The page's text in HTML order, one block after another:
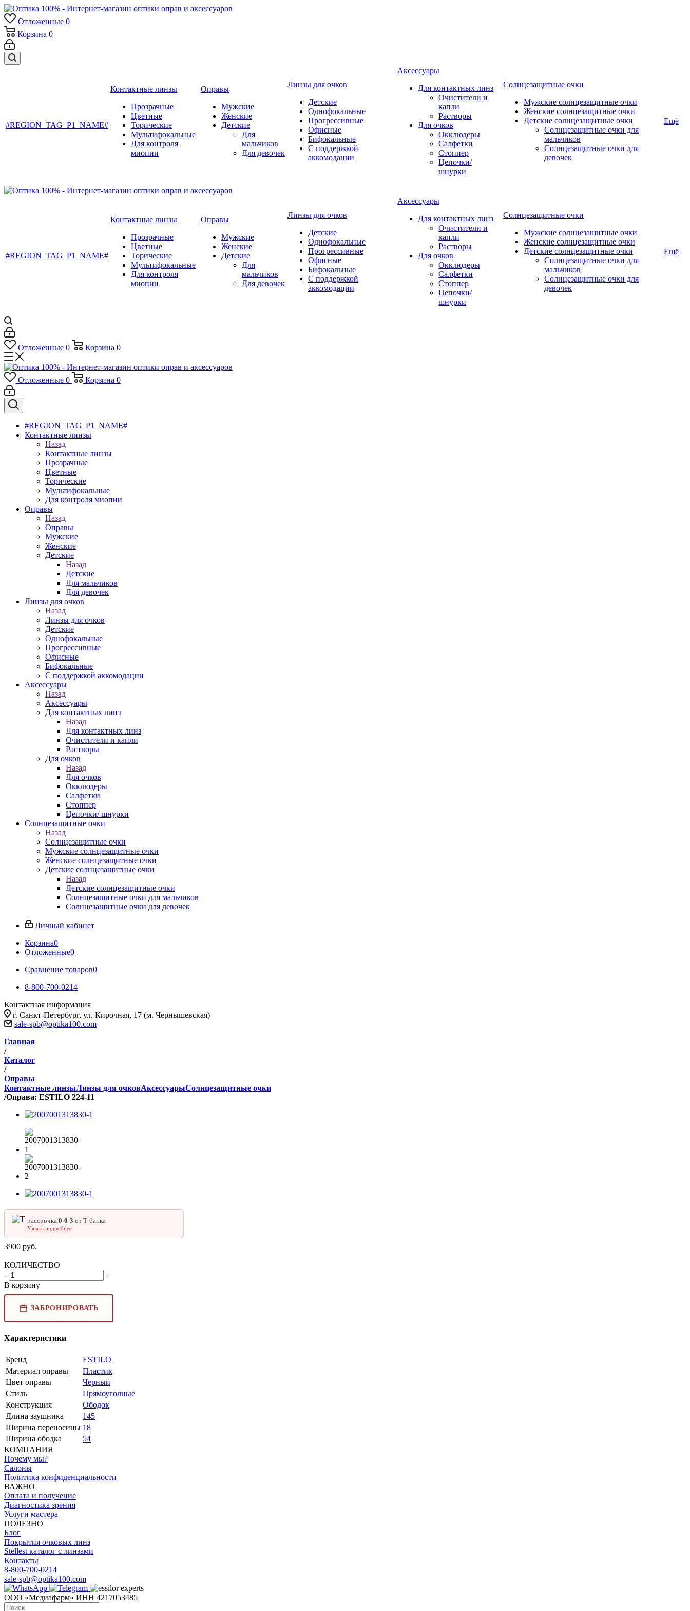
Отложенные 0
Корзина 0
#REGION_TAG_P1_NAME#
Контактные линзы
Прозрачные
Цветные
Торические
Мультифокальные
Для контроля
миопии
Оправы
Мужские
Женские
Детские
Для
мальчиков
Для девочек
Линзы для очков
Детские
Однофокальные
Прогрессивные
Офисные
Бифокальные
С поддержкой
аккомодации
Аксессуары
Для контактных линз
Очистители и
капли
Растворы
Для очков
Окклюдеры
Салфетки
Стоппер
Цепочки/
шнурки
Солнцезащитные очки
Мужские солнцезащитные очки
Женские солнцезащитные очки
Детские солнцезащитные очки
Солнцезащитные очки для
мальчиков
Солнцезащитные очки для
девочек
Ещё
#REGION_TAG_P1_NAME#
Контактные линзы
Прозрачные
Цветные
Торические
Мультифокальные
Для контроля
миопии
Оправы
Мужские
Женские
Детские
Для
мальчиков
Для девочек
Линзы для очков
Детские
Однофокальные
Прогрессивные
Офисные
Бифокальные
С поддержкой
аккомодации
Аксессуары
Для контактных линз
Очистители и
капли
Растворы
Для очков
Окклюдеры
Салфетки
Стоппер
Цепочки/
шнурки
Солнцезащитные очки
Мужские солнцезащитные очки
Женские солнцезащитные очки
Детские солнцезащитные очки
Солнцезащитные очки для
мальчиков
Солнцезащитные очки для
девочек
Ещё
Отложенные 0 Корзина 0
Отложенные 0 Корзина 0
#REGION_TAG_P1_NAME#
Контактные линзы
Назад
Контактные линзы
Прозрачные
Цветные
Торические
Мультифокальные
Для контроля миопии
Оправы
Назад
Оправы
Мужские
Женские
Детские
Назад
Детские
Для мальчиков
Для девочек
Линзы для очков
Назад
Линзы для очков
Детские
Однофокальные
Прогрессивные
Офисные
Бифокальные
С поддержкой аккомодации
Аксессуары
Назад
Аксессуары
Для контактных линз
Назад
Для контактных линз
Очистители и капли
Растворы
Для очков
Назад
Для очков
Окклюдеры
Салфетки
Стоппер
Цепочки/ шнурки
Солнцезащитные очки
Назад
Солнцезащитные очки
Мужские солнцезащитные очки
Женские солнцезащитные очки
Детские солнцезащитные очки
Назад
Детские солнцезащитные очки
Солнцезащитные очки для мальчиков
Солнцезащитные очки для девочек
Личный кабинет
Корзина0
Отложенные0
Сравнение товаров0
8-800-700-0214
Контактная информация
г. Санкт-Петербург, ул. Кирочная, 17 (м. Чернышевская)
sale-spb@optika100.com
Главная
/
Каталог
/
Оправы
Контактные линзыЛинзы для очковАксессуарыСолнцезащитные очки
/Оправа: ESTILO 224-11
рассрочка 0‑0‑3 от Т‑банка
Узнать подробнее
3900 руб.
КОЛИЧЕСТВО
-
+
В корзину
ЗАБРОНИРОВАТЬ
Характеристики
Бренд
ESTILO
Материал оправы
Пластик
Цвет оправы
Черный
Стиль
Прямоуголные
Конструкция
Ободок
Длина заушника
145
Ширина переносицы 18
Ширина ободка
54
КОМПАНИЯ
Почему мы?
Салоны
Политика конфиденциальности
ВАЖНО
Оплата и получение
Диагностика зрения
Услуги мастера
ПОЛЕЗНО
Блог
Покрытия очковых линз
Stellest каталог с линзами
Контакты
8-800-700-0214
sale-spb@optika100.com
ООО «Медиафарм» ИНН 4217053485